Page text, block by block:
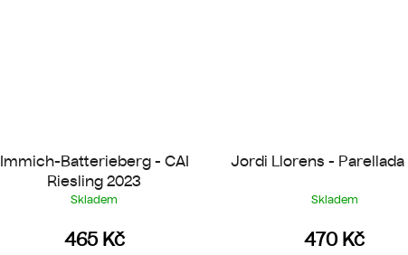
Immich-Batterieberg - CAI
Riesling 2023
Skladem
465 Kč
Jordi Llorens - Parellada
Skladem
470 Kč